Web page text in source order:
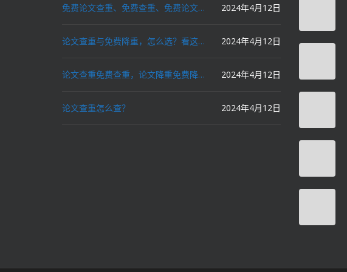
免费论文查重、免费查重、免费论文降重、免费降重、智能降重、一键降重、降低AIGC写作率、AI写论文，这些名词你了解吗？ 2024年4月12日
论文查重与免费降重，怎么选？看这里就对了！ 2024年4月12日
论文查重免费查重，论文降重免费降重，机器降重，人工降重，降低AIGC写作率，ai写论文，都要选论文狗和paperdog以及文思慧达！ 2024年4月12日
论文查重怎么查？ 2024年4月12日